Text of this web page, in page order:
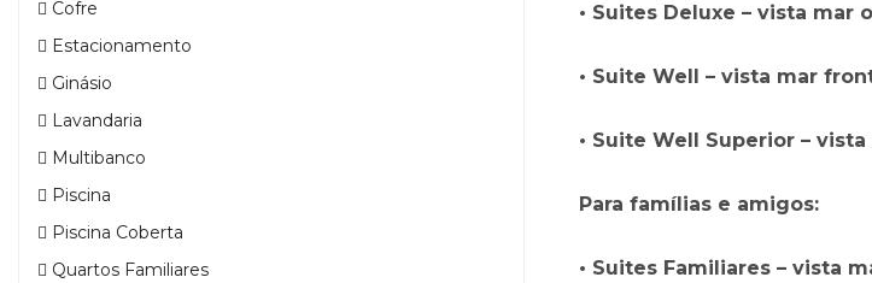
Cofre
Estacionamento
Ginásio
Lavandaria
Multibanco
Piscina
Piscina Coberta
Quartos Familiares
• Suites Deluxe – vista mar
• Suite Well – vista mar
• Suite Well Superior –
Para famílias e amigos:
• Suites Familiares – vista